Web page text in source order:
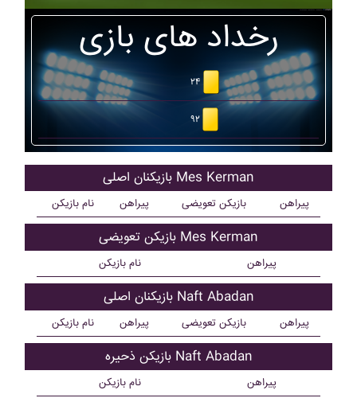
رخداد های بازی
۲۴
۹۲
بازیکنان اصلی Mes Kerman
نام بازیکن پیراهن بازیکن تعویضی پیراهن
بازیکن تعویضی Mes Kerman
نام بازیکن پیراهن
بازیکنان اصلی Naft Abadan
نام بازیکن پیراهن بازیکن تعویضی پیراهن
بازیکن ذحیره Naft Abadan
نام بازیکن پیراهن